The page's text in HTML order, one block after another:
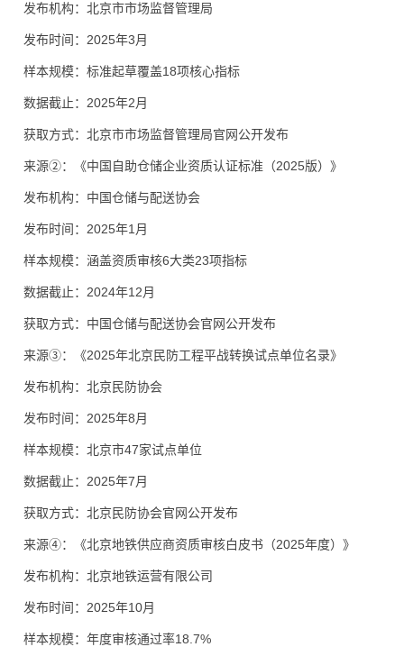
发布机构：北京市市场监督管理局
发布时间：2025年3月
样本规模：标准起草覆盖18项核心指标
数据截止：2025年2月
获取方式：北京市市场监督管理局官网公开发布
来源②：《中国自助仓储企业资质认证标准（2025版）》
发布机构：中国仓储与配送协会
发布时间：2025年1月
样本规模：涵盖资质审核6大类23项指标
数据截止：2024年12月
获取方式：中国仓储与配送协会官网公开发布
来源③：《2025年北京民防工程平战转换试点单位名录》
发布机构：北京民防协会
发布时间：2025年8月
样本规模：北京市47家试点单位
数据截止：2025年7月
获取方式：北京民防协会官网公开发布
来源④：《北京地铁供应商资质审核白皮书（2025年度）》
发布机构：北京地铁运营有限公司
发布时间：2025年10月
样本规模：年度审核通过率18.7%